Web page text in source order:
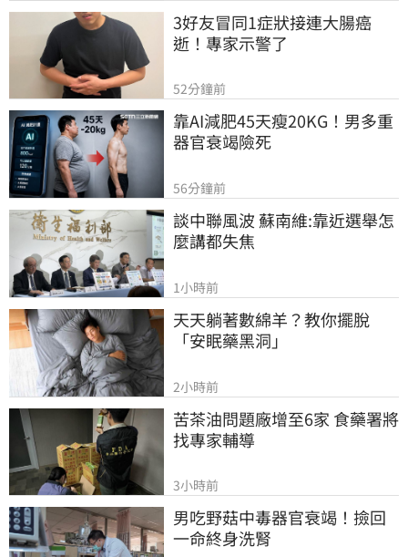
3好友冒同1症狀接連大腸癌
逝！專家示警了
52分鐘前
靠AI減肥45天瘦20KG！男多重
器官衰竭險死
56分鐘前
談中聯風波 蘇南維:靠近選舉怎
麼講都失焦
1小時前
天天躺著數綿羊？教你擺脫
「安眠藥黑洞」
2小時前
苦茶油問題廠增至6家 食藥署將
找專家輔導
3小時前
男吃野菇中毒器官衰竭！撿回
一命終身洗腎